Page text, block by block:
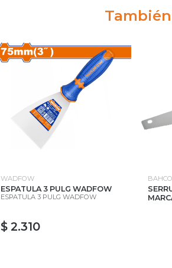
WADFOW
ESPATULA 3 PULG WADFOW
ESPATULA 3 PULG WADFOW
$ 2.310
BAHCO